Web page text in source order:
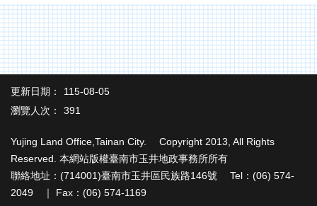
務
民
意
交
下
專
區
主
題
更新日期：
115-08-05
瀏覽人次：
391
Yujing Land Office,Tainan City. Copyright 2013, All Rights
Reserved. 本網站版權臺南市玉井地政事務所所有
聯絡地址：(714001)臺南市玉井區民族路146號 Tel：(06) 574-
2049 ｜ Fax：(06) 574-1169